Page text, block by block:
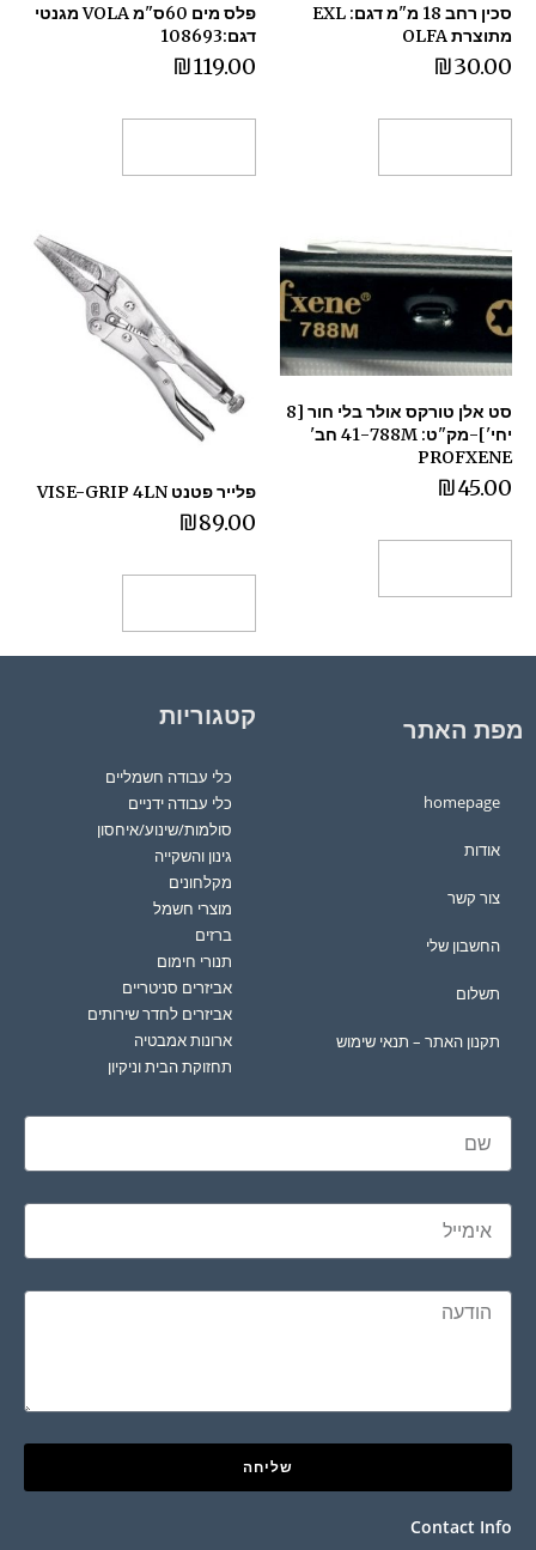
סכין רחב 18 מ"מ דגם: EXL
מתוצרת OLFA
₪30.00
פלס מים 60ס"מ VOLA מגנטי
דגם:108693
₪119.00
סט אלן טורקס אולר בלי חור [8
יחי']-מק"ט: 41-788M חב'
PROFXENE
₪45.00 פלייר פטנט VISE-GRIP 4LN
₪89.00
מפת האתר
homepage
אודות
צור קשר
החשבון שלי
תשלום
תקנון האתר – תנאי שימוש
קטגוריות
כלי עבודה חשמליים
כלי עבודה ידניים
סולמות/שינוע/איחסון
גינון והשקייה
מקלחונים
מוצרי חשמל
ברזים
תנורי חימום
אביזרים סניטריים
אביזרים לחדר שירותים
ארונות אמבטיה
תחזוקת הבית וניקיון
שליחה
Contact Info